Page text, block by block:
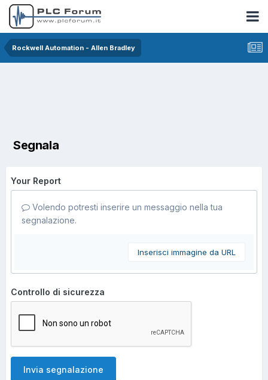
Rockwell Automation - Allen Bradley
Segnala
Your Report
Volendo potresti inserire un messaggio nella tua
segnalazione.
Inserisci immagine da URL
Controllo di sicurezza
Invia segnalazione